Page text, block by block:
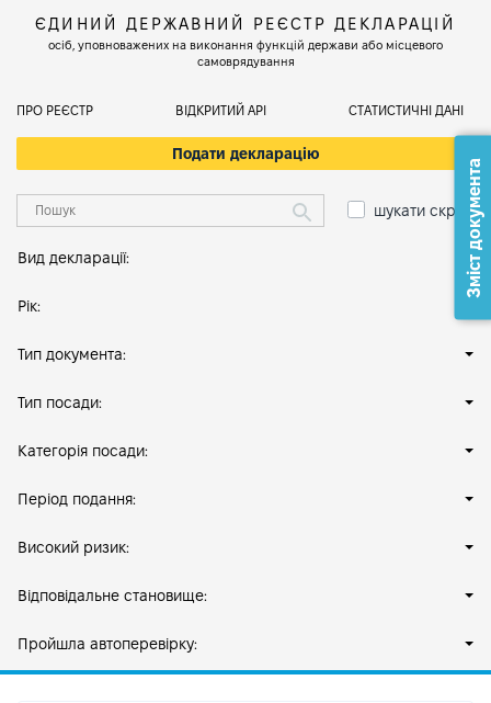
ЄДИНИЙ ДЕРЖАВНИЙ РЕЄСТР ДЕКЛАРАЦІЙ
осіб, уповноважених на виконання функцій держави або місцевого
самоврядування
ПРО РЕЄСТР ВІДКРИТИЙ АРІ СТАТИСТИЧНІ ДАНІ
Подати декларацію
шукати скрізь
Вид декларації:
Рік:
Тип документа:
Тип посади:
Категорія посади:
Період подання:
Високий ризик:
Відповідальне становище:
Пройшла автоперевірку:
Зміст документа